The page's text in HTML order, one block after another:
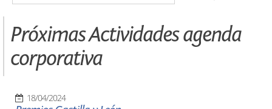
Próximas Actividades agenda
corporativa
18/04/2024